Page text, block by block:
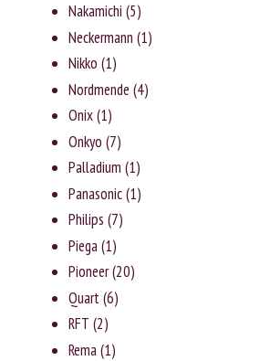
Nakamichi (5)
Neckermann (1)
Nikko (1)
Nordmende (4)
Onix(1)
Onkyo (7)
Palladium (1)
Panasonic(1)
Philips (7)
Piega(1)
Pioneer(20)
Quart(6)
RFT (2)
Rema(1)